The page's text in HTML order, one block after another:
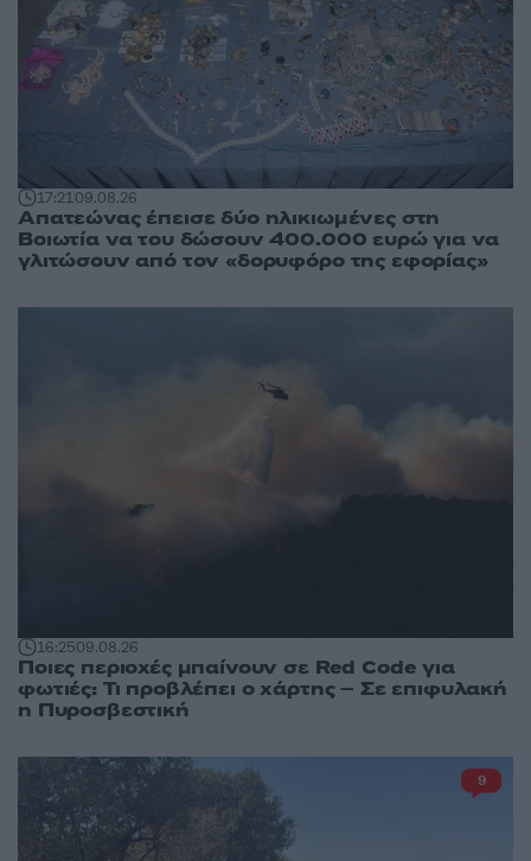
17:2109.08.26
Απατεώνας έπεισε δύο ηλικιωμένες στη
Βοιωτία να του δώσουν 400.000 ευρώ για να
γλιτώσουν από τον «δορυφόρο της εφορίας»
16:2509.08.26
Ποιες περιοχές μπαίνουν σε Red Code για
φωτιές: Τι προβλέπει ο χάρτης – Σε επιφυλακή
η Πυροσβεστική
9